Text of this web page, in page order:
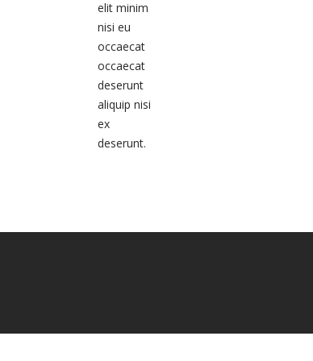
elit minim
nisi eu
occaecat
occaecat
deserunt
aliquip nisi
ex
deserunt.